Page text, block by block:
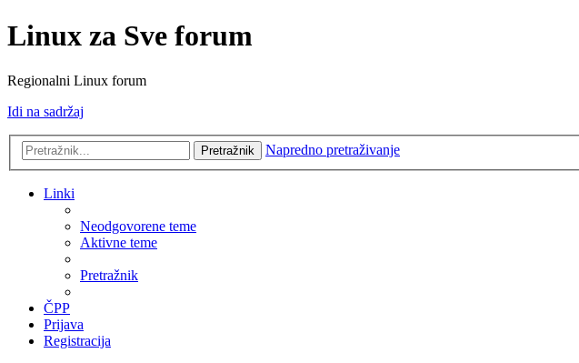
Linux za Sve forum
Regionalni Linux forum
Idi na sadržaj
Pretražnik Napredno pretraživanje
Linki
Neodgovorene teme
Aktivne teme
Pretražnik
ČPP
Prijava
Registracija